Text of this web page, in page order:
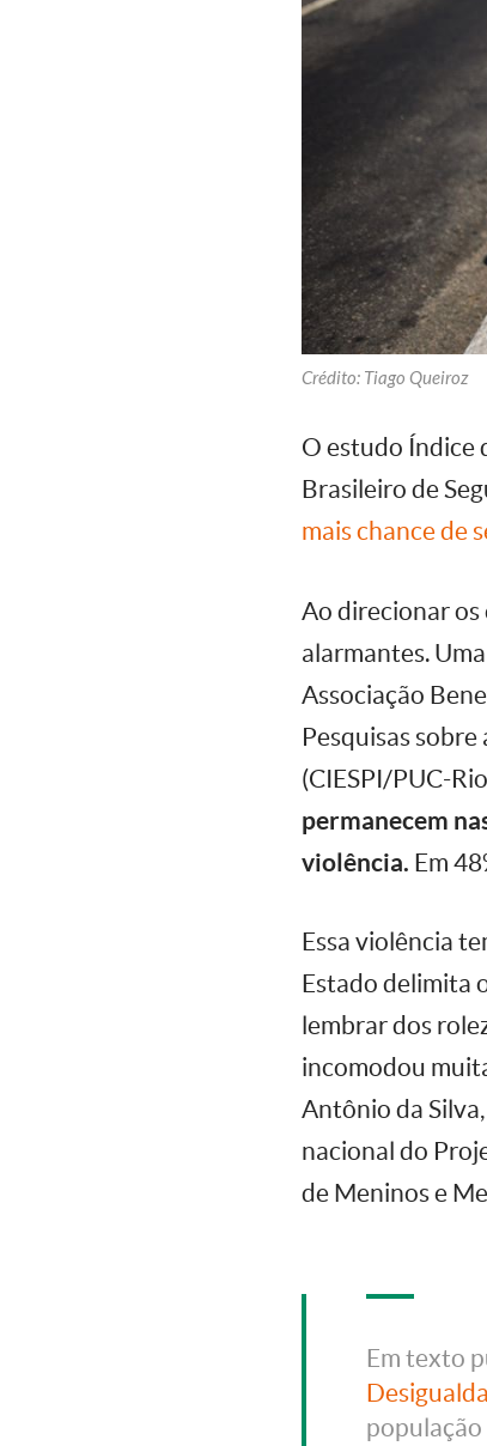
Crédito: Tiago Queiroz
O estudo Índice
Brasileiro de
mais chance de
Ao direcionar os
alarmantes.
Associação
Pesquisas
(CIESPI/PUC-
permanecem
violência. Em
Essa violência
Estado delimita
lembrar dos
incomodou
Antônio da
nacional do
de Meninos e
Em texto
população